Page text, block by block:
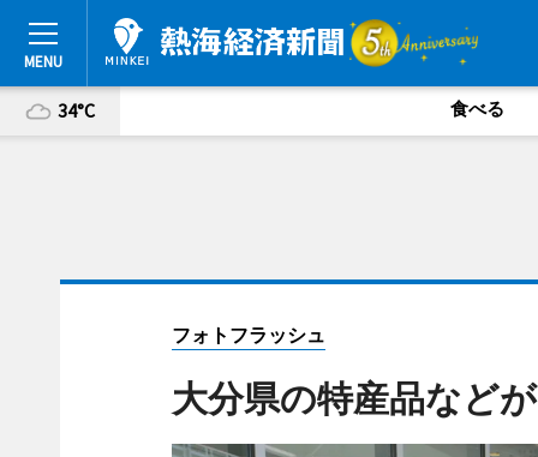
34°C 食べる
フォトフラッシュ
大分県の特産品など